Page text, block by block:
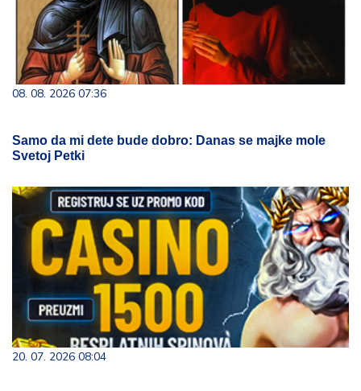
08. 08. 2026 07:36
Samo da mi dete bude dobro: Danas se majke mole
Svetoj Petki
20. 07. 2026 08:04